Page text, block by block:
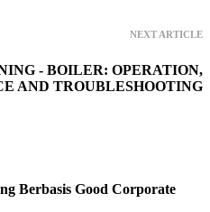
NEXT ARTICLE
- BOILER: OPERATION,
AND TROUBLESHOOTING
Berbasis Good Corporate